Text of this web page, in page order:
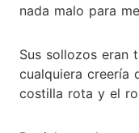
nada malo para
Sus sollozos eran
cualquiera creería
costilla rota y el